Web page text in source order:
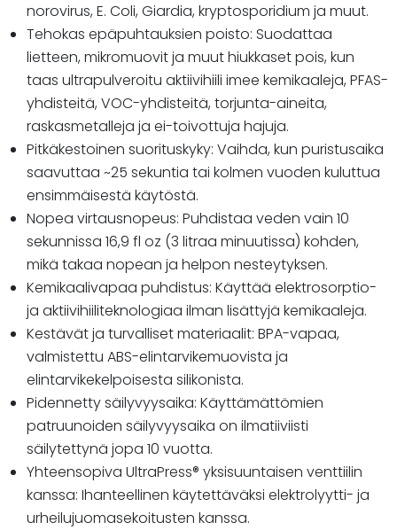
norovirus, E. Coli, Giardia, kryptosporidium ja muut.
Tehokas epäpuhtauksien poisto: Suodattaa
lietteen, mikromuovit ja muut hiukkaset pois, kun
taas ultrapulveroitu aktiivihiili imee kemikaaleja, PFAS-
yhdisteitä, VOC-yhdisteitä, torjunta-aineita,
raskasmetalleja ja ei-toivottuja hajuja.
Pitkäkestoinen suorituskyky: Vaihda, kun puristusaika
saavuttaa ~25 sekuntia tai kolmen vuoden kuluttua
ensimmäisestä käytöstä.
Nopea virtausnopeus: Puhdistaa veden vain 10
sekunnissa 16,9 fl oz (3 litraa minuutissa) kohden,
mikä takaa nopean ja helpon nesteytyksen.
Kemikaalivapaa puhdistus: Käyttää elektrosorptio-
ja aktiivihiiliteknologiaa ilman lisättyjä kemikaaleja.
Kestävät ja turvalliset materiaalit: BPA-vapaa,
valmistettu ABS-elintarvikemuovista ja
elintarvikekelpoisesta silikonista.
Pidennetty säilyvyysaika: Käyttämättömien
patruunoiden säilyvyysaika on ilmatiiviisti
säilytettynä jopa 10 vuotta.
Yhteensopiva UltraPress® yksisuuntaisen venttiilin
kanssa: Ihanteellinen käytettäväksi elektrolyytti- ja
urheilujuomasekoitusten kanssa.